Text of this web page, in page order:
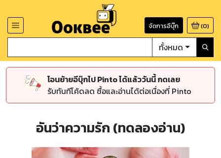
จัดการอีบุ๊ก (0)
ทั้งหมด
โอนย้ายอีบุ๊กไป Pinto ได้แล้ววันนี้ กดเลย
รับทันทีโค้ดลด ซื้อและอ่านได้ต่อเนื่องที่ Pinto
อันว่าความรัก (ทดลองอ่าน)